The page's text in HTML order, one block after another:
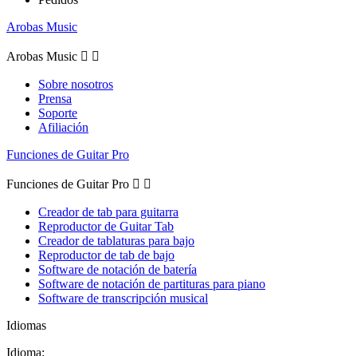
Arobas Music
Arobas Music  
Sobre nosotros
Prensa
Soporte
Afiliación
Funciones de Guitar Pro
Funciones de Guitar Pro  
Creador de tab para guitarra
Reproductor de Guitar Tab
Creador de tablaturas para bajo
Reproductor de tab de bajo
Software de notación de batería
Software de notación de partituras para piano
Software de transcripción musical
Idiomas
Idioma: